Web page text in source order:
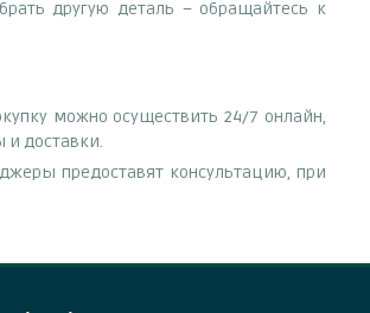
другую деталь – обращайтесь к
можно осуществить 24/7 онлайн,
и доставки.
предоставят консультацию, при